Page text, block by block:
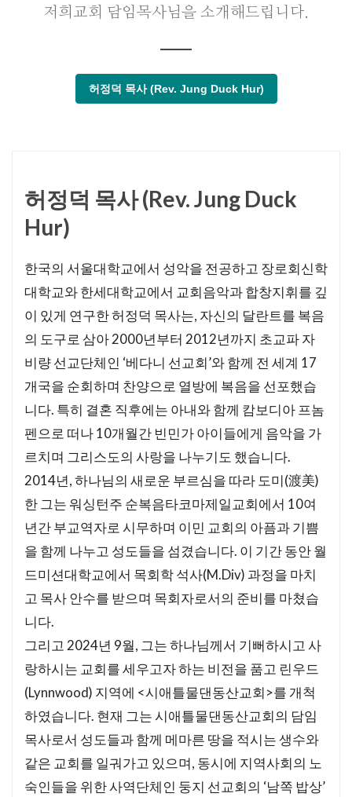
저희교회 담임목사님을 소개해드립니다.
허정덕 목사 (Rev. Jung Duck Hur)
허정덕 목사 (Rev. Jung Duck
Hur)
한국의 서울대학교에서 성악을 전공하고 장로회신학
대학교와 한세대학교에서 교회음악과 합창지휘를 깊
이 있게 연구한 허정덕 목사는, 자신의 달란트를 복음
의 도구로 삼아 2000년부터 2012년까지 초교파 자
비량 선교단체인 ‘베다니 선교회’와 함께 전 세계 17
개국을 순회하며 찬양으로 열방에 복음을 선포했습
니다. 특히 결혼 직후에는 아내와 함께 캄보디아 프놈
펜으로 떠나 10개월간 빈민가 아이들에게 음악을 가
르치며 그리스도의 사랑을 나누기도 했습니다.
2014년, 하나님의 새로운 부르심을 따라 도미(渡美)
한 그는 워싱턴주 순복음타코마제일교회에서 10여
년간 부교역자로 시무하며 이민 교회의 아픔과 기쁨
을 함께 나누고 성도들을 섬겼습니다. 이 기간 동안 월
드미션대학교에서 목회학 석사(M.Div) 과정을 마치
고 목사 안수를 받으며 목회자로서의 준비를 마쳤습
니다.
그리고 2024년 9월, 그는 하나님께서 기뻐하시고 사
랑하시는 교회를 세우고자 하는 비전을 품고 린우드
(Lynnwood) 지역에 <시애틀물댄동산교회>를 개척
하였습니다. 현재 그는 시애틀물댄동산교회의 담임
목사로서 성도들과 함께 메마른 땅을 적시는 생수와
같은 교회를 일궈가고 있으며, 동시에 지역사회의 노
숙인들을 위한 사역단체인 둥지 선교회의 ‘남쪽 밥상’